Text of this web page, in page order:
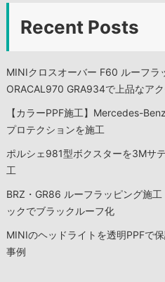
Recent Posts
MINIクロスオーバー F60 ルーフラ
ORACAL970 GRA934で上品なア
【カラーPPF施工】Mercedes-
プロテクションを施工
ポルシェ981型ボクスターを3Mサ
工
BRZ・GR86 ルーフラッピング施
ックでブラックルーフ化
MINIのヘッドライトを透明PPFで
事例